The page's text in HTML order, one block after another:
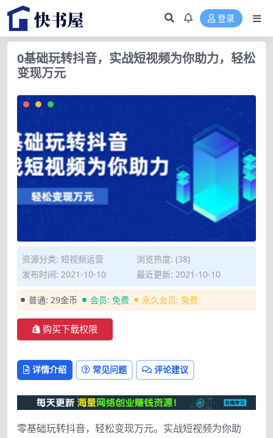
登录
0基础玩转抖音，实战短视频为你助力，轻松
变现万元
资源分类: 短视频运营
浏览热度: (38)
发布时间: 2021-10-10
最近更新: 2021-10-10
普通: 29金币 会员: 免费 永久会员: 免费
购买下载权限
详情介绍 常见问题 评论建议
零基础玩转抖音，轻松变现万元。实战短视频为你助